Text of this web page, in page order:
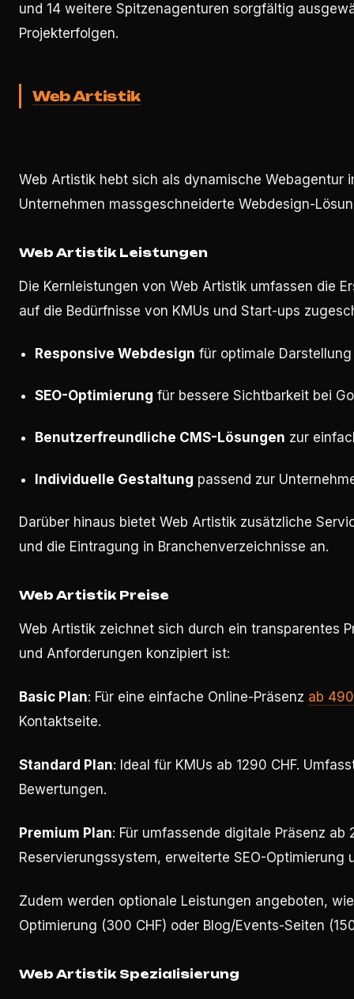
und 14 weitere Spitzenagenturen sorgfältig
Projekterfolgen.
Web Artistik
Web Artistik hebt sich als dynamische Webagentur
Unternehmen massgeschneiderte Webdesign-
Web Artistik Leistungen
Die Kernleistungen von Web Artistik umfassen die
auf die Bedürfnisse von KMUs und Start-ups
Responsive Webdesign für optimale
SEO-Optimierung für bessere Sichtbarkeit bei
Benutzerfreundliche CMS-Lösungen zur
Individuelle Gestaltung passend zur
Darüber hinaus bietet Web Artistik zusätzliche
und die Eintragung in Branchenverzeichnisse an.
Web Artistik Preise
Web Artistik zeichnet sich durch ein transparentes
und Anforderungen konzipiert ist:
Basic Plan: Für eine einfache Online-Präsenz ab
Kontaktseite.
Standard Plan: Ideal für KMUs ab 1290 CHF.
Bewertungen.
Premium Plan: Für umfassende digitale Präsenz
Reservierungssystem, erweiterte SEO-Optimierung
Zudem werden optionale Leistungen angeboten,
Optimierung (300 CHF) oder Blog/Events-Seiten
Web Artistik Spezialisierung